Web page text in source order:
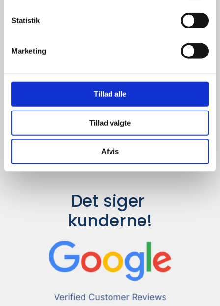
Statistik
Marketing
Tillad alle
Tillad valgte
Afvis
Udvalget er langt større, så har I en
idé til et konkret produkt, eller et
helt særligt ønske, så send en
forespørgsel tilinfo@syddesign.dk,
så finder vi det helt rigtige produkt
til en konkurrence dygtig pris.
Det siger
kunderne!